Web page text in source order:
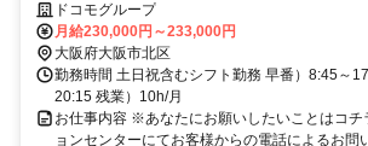
ドコモグループ
月給230,000円～233,000円
大阪府大阪市北区
勤務時間 土日祝含むシフト勤務 早番）8:45～
20:15 残業）10h/月
お仕事内容 ※あなたにお願いしたいことはコ
ョンセンターにてお客様からの電話によるお問